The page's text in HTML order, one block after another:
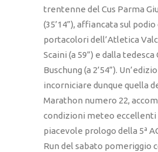
trentenne del Cus Parma
(35’14”), affiancata sul podio
portacolori dell’Atletica
Scaini (a 59”) e dalla tedesca
Buschung (a 2’54”).
incorniciare dunque quella
Marathon numero 22,
condizioni meteo eccellenti
piacevole prologo della 5ª
Run del sabato pomeriggio